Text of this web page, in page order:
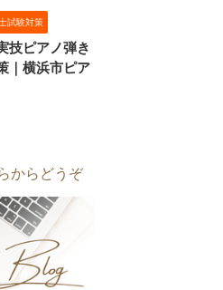
試験対策
技ピアノ弾き
｜横浜市ピア
からどうぞ